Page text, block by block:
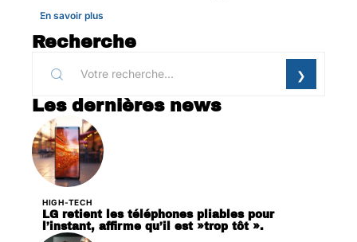
En savoir plus
Recherche
Les dernières news
HIGH-TECH
LG retient les téléphones pliables pour
l’instant, affirme qu’il est »trop tôt ».